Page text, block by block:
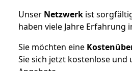
Unser Netzwerk ist
haben viele Jahre Erfahrung
Sie möchten eine
Sie sich jetzt kostenlose und